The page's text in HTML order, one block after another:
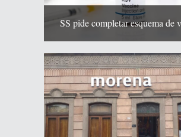
SS pide completar esquema de